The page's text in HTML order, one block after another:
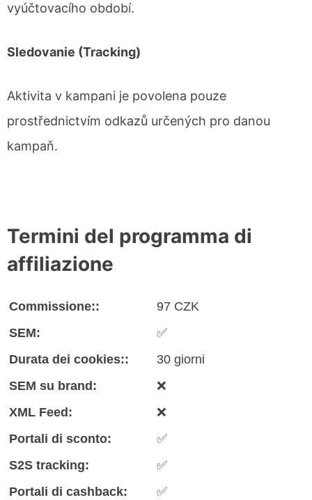
vyúčtovacího období.
Sledovanie (Tracking)
Aktivita v kampani je povolena pouze
prostřednictvím odkazů určených pro danou
kampaň.
Termini del programma di
affiliazione
Commissione::
97 CZK
SEM:
✅
Durata dei cookies::
30 giorni
SEM su brand:
❌
XML Feed:
❌
Portali di sconto:
✅
S2S tracking:
✅
Portali di cashback:
✅